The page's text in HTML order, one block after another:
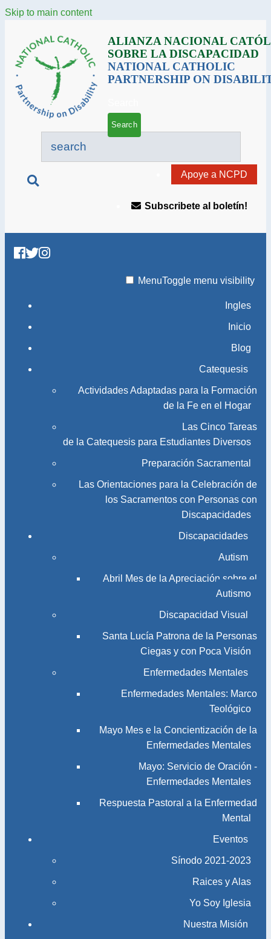
Skip to main content
ALIANZA NACIONAL
SOBRE LA DISCAPACIDAD
NATIONAL CATHOLIC
PARTNERSHIP ON
Apoye a NCPD
Subscribete al boletín!
MenuToggle menu visibility
Ingles
Inicio
Blog
Catequesis
Actividades Adaptadas para la Formación
de la Fe en el Hogar
Las Cinco Tareas
de la Catequesis para Estudiantes Diversos
Preparación Sacramental
Las Orientaciones para la Celebración de
los Sacramentos con Personas con
Discapacidades
Discapacidades
Autism
Abril Mes de la Apreciación sobre el
Autismo
Discapacidad Visual
Santa Lucía Patrona de la Personas
Ciegas y con Poca Visión
Enfermedades Mentales
Enfermedades Mentales: Marco
Teológico
Mayo Mes e la Concientización de la
Enfermedades Mentales
Mayo: Servicio de Oración -
Enfermedades Mentales
Respuesta Pastoral a la Enfermedad
Mental
Eventos
Sínodo 2021-2023​​​​​​​
Raices y Alas
Yo Soy Iglesia
Nuestra Misión